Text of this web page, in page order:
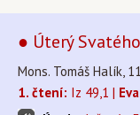
● Úterý
Mons. Tomáš Halík,
1. čtení: Iz 49,1 |